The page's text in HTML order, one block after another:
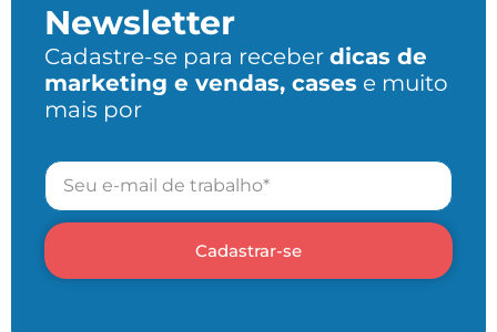
Newsletter
Cadastre-se para receber dicas de
marketing e vendas, cases e muito
mais por
Cadastrar-se